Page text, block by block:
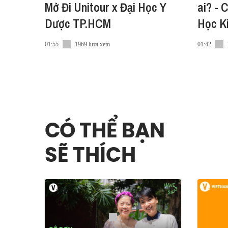
Mở Đi Unitour x Đại Học Y
Dược TP.HCM
01:55 1969 lượt xem
ai? -
Học
01:42
CÓ THỂ BẠN
SẼ THÍCH